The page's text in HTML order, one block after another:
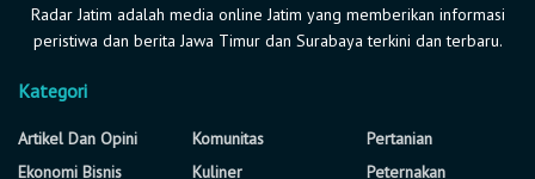
Radar Jatim adalah media online Jatim yang memberikan informasi
peristiwa dan berita Jawa Timur dan Surabaya terkini dan terbaru.
Kategori
Artikel Dan Opini
Ekonomi Bisnis
Komunitas
Kuliner
Pertanian
Peternakan